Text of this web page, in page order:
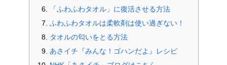
「ふわふわタオル」に復活させる方法
ふわふわタオルは柔軟剤は使い過ぎない！
タオルの匂いをとる方法
あさイチ『みんな！ゴハンだよ』レシピ